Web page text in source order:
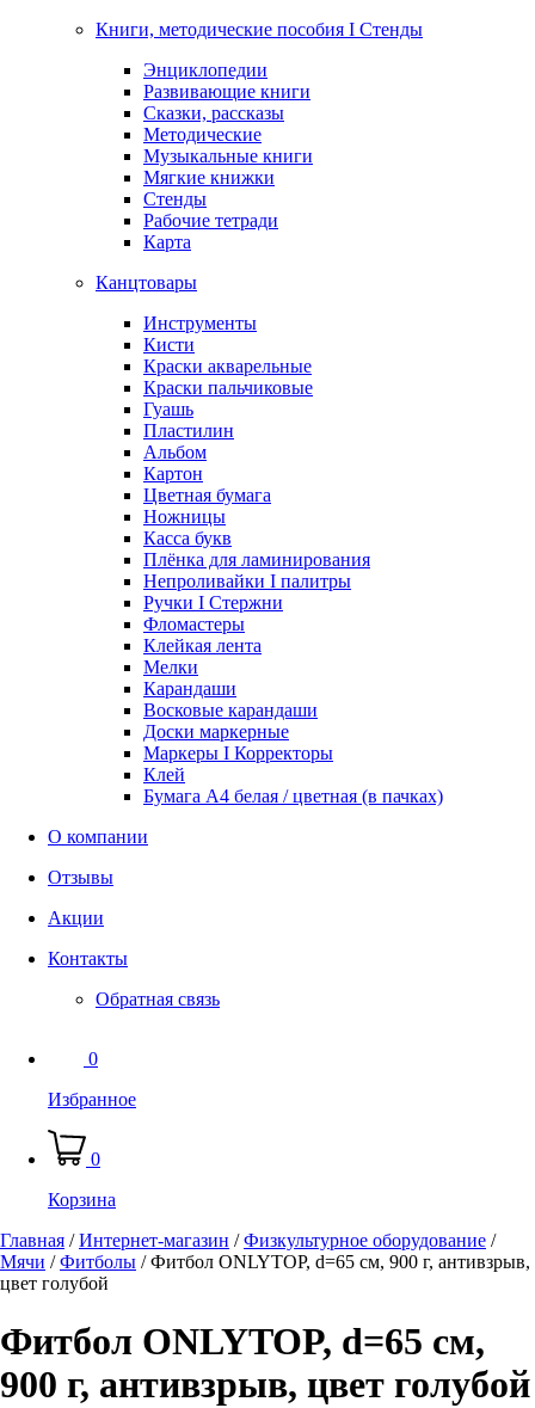
Книги, методические пособия I Стенды
Энциклопедии
Развивающие книги
Сказки, рассказы
Методические
Музыкальные книги
Мягкие книжки
Стенды
Рабочие тетради
Карта
Канцтовары
Инструменты
Кисти
Краски акварельные
Краски пальчиковые
Гуашь
Пластилин
Альбом
Картон
Цветная бумага
Ножницы
Касса букв
Плёнка для ламинирования
Непроливайки I палитры
Ручки I Стержни
Фломастеры
Клейкая лента
Мелки
Карандаши
Восковые карандаши
Доски маркерные
Маркеры I Корректоры
Клей
Бумага А4 белая / цветная (в пачках)
О компании
Отзывы
Акции
Контакты
Обратная связь
0
Избранное
0
Корзина
Главная /Интернет-магазин /Физкультурное оборудование /
Мячи /Фитболы /Фитбол ONLYTOP, d=65 см, 900 г, антивзрыв,
цвет голубой
Фитбол ONLYTOP, d=65 см,
900 г, антивзрыв, цвет голубой